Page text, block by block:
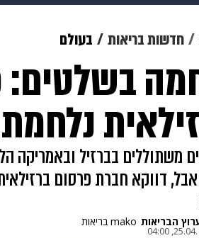
מוזיקה תרבות
דיגיטל גאווה ויוה
חדשות בריאות בעולם
משתוללים בברזיל ובאמריקה
דווקא חברת פרסום
הבריאות mako בריאות
25.04.16,